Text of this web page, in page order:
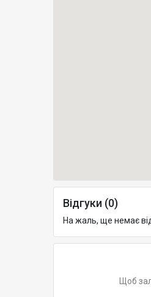
Відгуки (0)
На жаль, ще немає
Щоб